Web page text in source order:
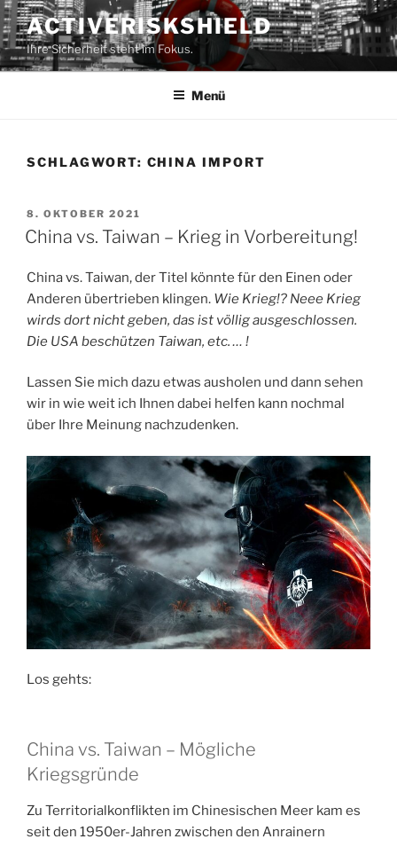
Zum
Inhalt
springen
ACTIVERISKSHIELD
Ihre Sicherheit steht im Fokus.
Menü
SCHLAGWORT: CHINA IMPORT
VERÖFFENTLICHT
AM
8. OKTOBER 2021
China vs. Taiwan – Krieg in Vorbereitung!
China vs. Taiwan, der Titel könnte für den Einen oder
Anderen übertrieben klingen. Wie Krieg!? Neee Krieg
wirds dort nicht geben, das ist völlig ausgeschlossen.
Die USA beschützen Taiwan, etc. … !
Lassen Sie mich dazu etwas ausholen und dann sehen
wir in wie weit ich Ihnen dabei helfen kann nochmal
über Ihre Meinung nachzudenken.
Los gehts:
China vs. Taiwan – Mögliche
Kriegsgründe
Zu Territorialkonflikten im Chinesischen Meer kam es
seit den 1950er-Jahren zwischen den Anrainern